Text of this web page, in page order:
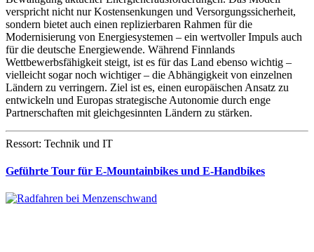
verspricht nicht nur Kostensenkungen und Versorgungssicherheit,
sondern bietet auch einen replizierbaren Rahmen für die
Modernisierung von Energiesystemen – ein wertvoller Impuls auch
für die deutsche Energiewende. Während Finnlands
Wettbewerbsfähigkeit steigt, ist es für das Land ebenso wichtig –
vielleicht sogar noch wichtiger – die Abhängigkeit von einzelnen
Ländern zu verringern. Ziel ist es, einen europäischen Ansatz zu
entwickeln und Europas strategische Autonomie durch enge
Partnerschaften mit gleichgesinnten Ländern zu stärken.
Ressort: Technik und IT
Geführte Tour für E-Mountainbikes und E-Handbikes